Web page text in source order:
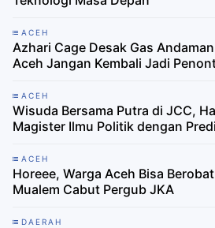
ACEH
Azhari Cage Desak Gas
Aceh Jangan Kembali Jadi
ACEH
Wisuda Bersama Putra di JCC,
Magister Ilmu Politik dengan
ACEH
Horeee, Warga Aceh Bisa
Mualem Cabut Pergub JKA
DAERAH